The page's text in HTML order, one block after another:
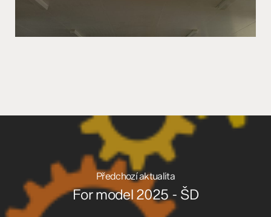
Předchozí aktualita
For model 2025 - ŠD